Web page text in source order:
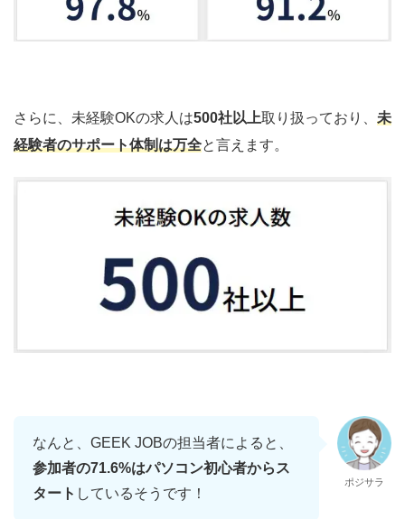
さらに、未経験OKの求人は500社以上取り扱っており、 未
経験者のサポート体制は万全と言えます。
なんと、GEEK JOBの担当者によると、
参加者の71.6%はパソコン初心者からス
タート しているそうです！
ポジサラ